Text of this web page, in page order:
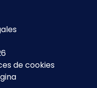
de cookies